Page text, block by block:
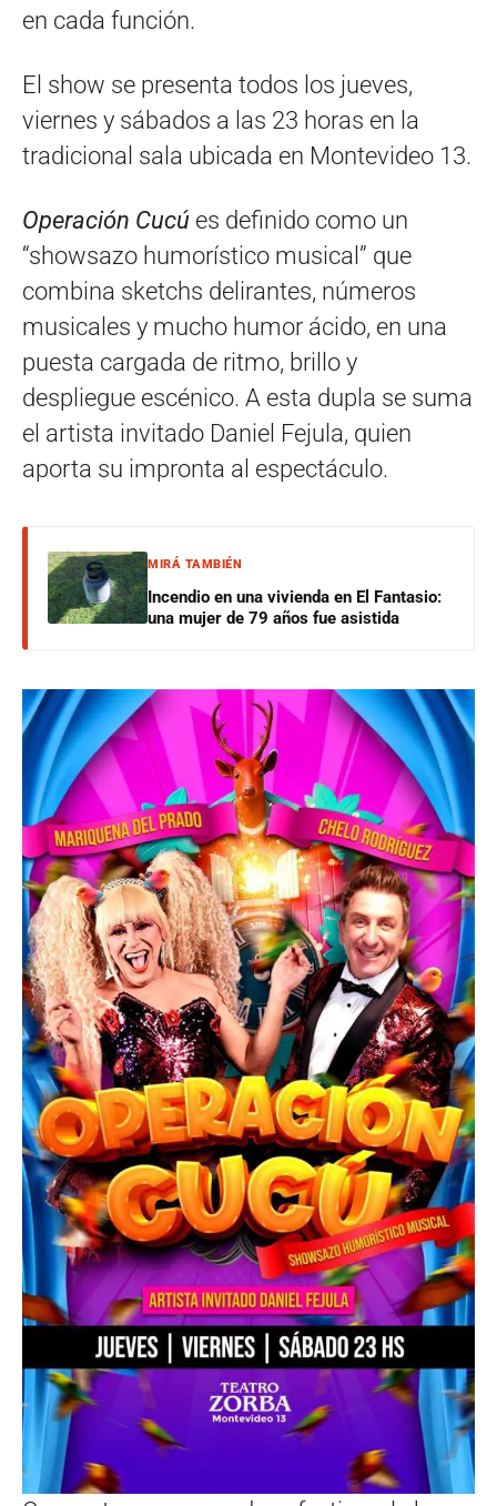
en cada función.
El show se presenta todos los jueves,
viernes y sábados a las 23 horas en la
tradicional sala ubicada en Montevideo 13.
Operación Cucú es definido como un
“showsazo humorístico musical” que
combina sketchs delirantes, números
musicales y mucho humor ácido, en una
puesta cargada de ritmo, brillo y
despliegue escénico. A esta dupla se suma
el artista invitado Daniel Fejula, quien
aporta su impronta al espectáculo.
MIRÁ TAMBIÉN
Incendio en una vivienda en El Fantasio:
una mujer de 79 años fue asistida